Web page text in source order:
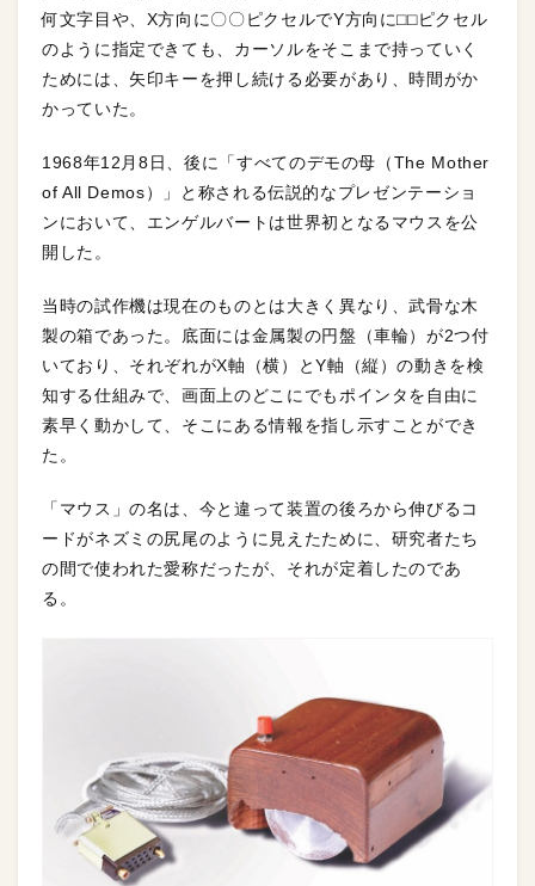
何文字目や、X方向に〇〇ピクセルでY方向に⬜︎⬜︎ピクセル
のように指定できても、カーソルをそこまで持っていく
ためには、矢印キーを押し続ける必要があり、時間がか
かっていた。
1968年12月8日、後に「すべてのデモの母（The Mother
of All Demos）」と称される伝説的なプレゼンテーショ
ンにおいて、エンゲルバートは世界初となるマウスを公
開した。
当時の試作機は現在のものとは大きく異なり、武骨な木
製の箱であった。底面には金属製の円盤（車輪）が2つ付
いており、それぞれがX軸（横）とY軸（縦）の動きを検
知する仕組みで、画面上のどこにでもポインタを自由に
素早く動かして、そこにある情報を指し示すことができ
た。
「マウス」の名は、今と違って装置の後ろから伸びるコ
ードがネズミの尻尾のように見えたために、研究者たち
の間で使われた愛称だったが、それが定着したのであ
る。